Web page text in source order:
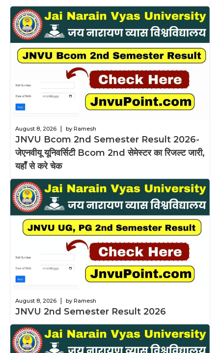
August 8, 2026 | by Ramesh
JNVU Bcom 2nd Semester Result 2026-
जेएनवीयू यूनिवर्सिटी Bcom 2nd सेमेस्टर का रिजल्ट जारी,
यहाँ से करे चेक
August 8, 2026 by Ramesh
JNVU 2nd Semester Result 2026